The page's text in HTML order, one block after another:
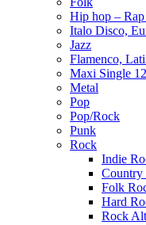
Hip hop –
Italo Disco,
Jazz
Flamenco,
Maxi Single
Metal
Pop
Pop/Rock
Punk
Rock
Indie
Country
Folk
Hard
Rock